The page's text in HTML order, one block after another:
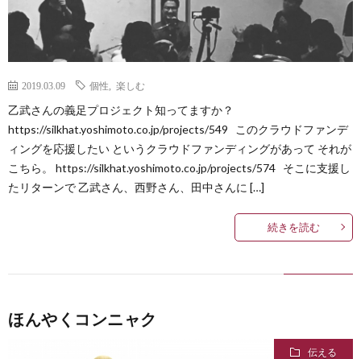
2019.03.09 個性 楽しむ
乙武さんの義足プロジェクト知ってますか？
https://silkhat.yoshimoto.co.jp/projects/549 このクラウドファンデ
ィングを応援したい というクラウドファンディングがあって それが
こちら。 https://silkhat.yoshimoto.co.jp/projects/574 そこに支援し
たリターンで 乙武さん、西野さん、田中さんに […]
続きを読む
ほんやくコンニャク
伝える